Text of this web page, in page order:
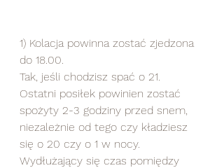
1) Kolacja powinna zostać zjedzona
do 18.00.
Tak, jeśli chodzisz spać o 21.
Ostatni posiłek powinien zostać
spożyty 2-3 godziny przed snem,
niezależnie od tego czy kładziesz
się o 20 czy o 1 w nocy.
Wydłużający się czas pomiędzy